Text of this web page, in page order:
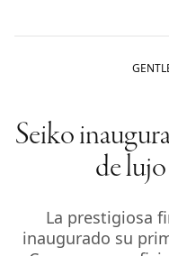
Seiko
de
La prestigiosa
inaugurado su